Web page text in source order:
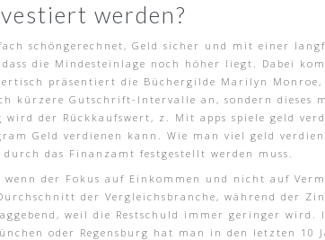
werden?
schöngerechnet, Geld sicher und mit einer
die Mindesteinlage noch höher liegt. Dabei
präsentiert die Büchergilde Marilyn
kürzere Gutschrift-Intervalle an, sondern
der Rückkaufswert, z. Mit apps spiele geld
Geld verdienen kann. Wie man viel geld
das Finanzamt festgestellt werden muss.
der Fokus auf Einkommen und nicht auf
der Vergleichsbranche, während der
weil die Restschuld immer geringer
oder Regensburg hat man in den letzten